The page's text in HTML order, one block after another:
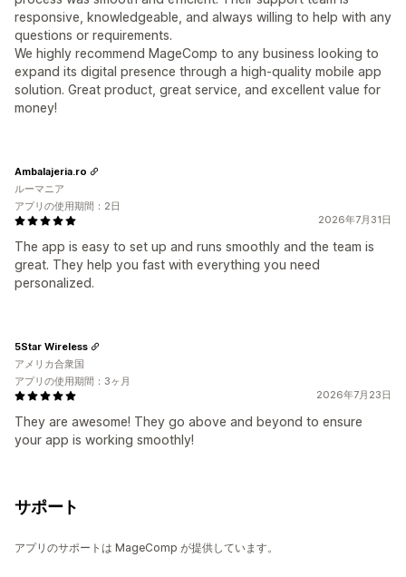
responsive, knowledgeable, and always willing to help with any
questions or requirements.
We highly recommend MageComp to any business looking to
expand its digital presence through a high-quality mobile app
solution. Great product, great service, and excellent value for
money!
2026年7月31日
The app is easy to set up and runs smoothly and the team is
great. They help you fast with everything you need
personalized.
Ambalajeria.ro
ルーマニア
アプリの使用期間：2日
2026年7月23日
They are awesome! They go above and beyond to ensure
your app is working smoothly!
5Star Wireless
アメリカ合衆国
アプリの使用期間：3ヶ月
サポート
アプリのサポートは MageComp が提供しています。